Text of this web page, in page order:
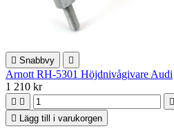
 Snabbvy 
Arnott RH-5301 Höjdnivågivare Audi
1 210 kr
  

Lägg till i varukorgen